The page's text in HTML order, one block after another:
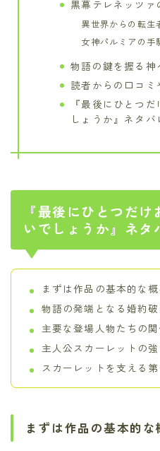
黒幕テレネッツァ
異世界からの転生
女神パルミアの手
物語の鍵を握る神
読者からの口コミ
『最後にひとつ
しょうか』ネタバ
『最後にひとつだ
いでしょうか』ネタ
まずは作品の基本的な
物語の発端となる婚約
主要な登場人物たちの
主人公スカーレットの
スカーレットを支える
まずは作品の基本的